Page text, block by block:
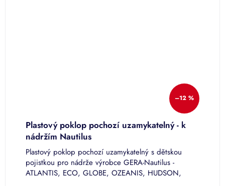
–12 %
Plastový poklop pochozí uzamykatelný - k
nádržím Nautilus
Plastový poklop pochozí uzamykatelný s dětskou
pojistkou pro nádrže výrobce GERA-Nautilus -
ATLANTIS, ECO, GLOBE, OZEANIS, HUDSON,